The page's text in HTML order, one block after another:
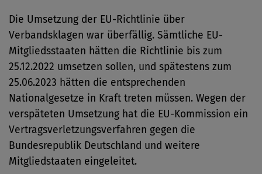
Die Umsetzung der EU-Richtlinie über
Verbandsklagen war überfällig. Sämtliche EU-
Mitgliedsstaaten hätten die Richtlinie bis zum
25.12.2022 umsetzen sollen, und spätestens zum
25.06.2023 hätten die entsprechenden
Nationalgesetze in Kraft treten müssen. Wegen der
verspäteten Umsetzung hat die EU-Kommission ein
Vertragsverletzungsverfahren gegen die
Bundesrepublik Deutschland und weitere
Mitgliedstaaten eingeleitet.